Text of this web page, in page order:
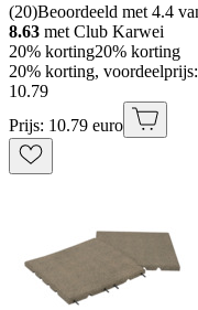
(20)Beoordeeld met 4.4
8.63 met Club Karwei
20% korting20% korting
20% korting,
10.79
Prijs: 10.79 euro